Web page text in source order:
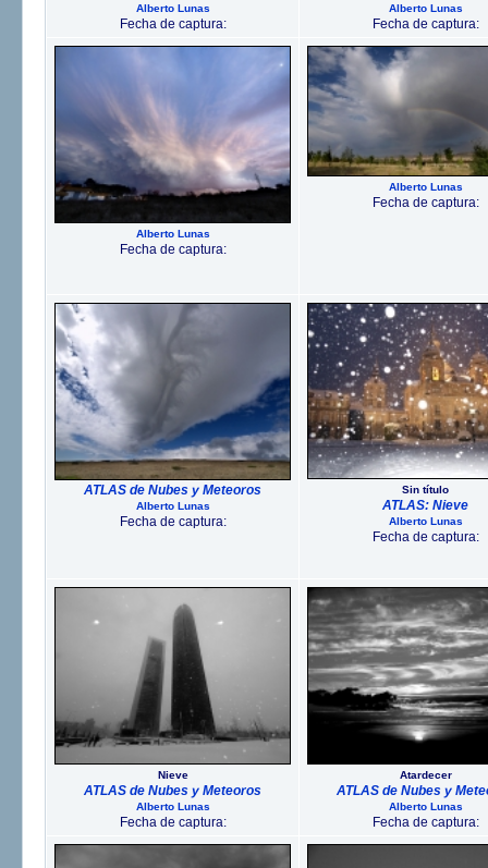
Alberto Lunas
Fecha de captura:
Alberto Lunas
Fecha de captura:
Alberto Lunas
Fecha de captura:
Alberto Lunas
Fecha de captura:
ATLAS de Nubes y Meteoros
Alberto Lunas
Fecha de captura:
Sin título
ATLAS: Nieve
Alberto Lunas
Fecha de captura:
Nieve
ATLAS de Nubes y Meteoros
Alberto Lunas
Fecha de captura:
Atardecer
ATLAS de Nubes y
Alberto Lunas
Fecha de captura: